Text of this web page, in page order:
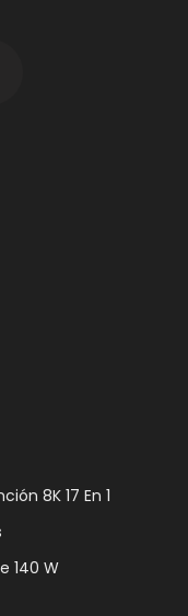
8K 17 En 1
140 W